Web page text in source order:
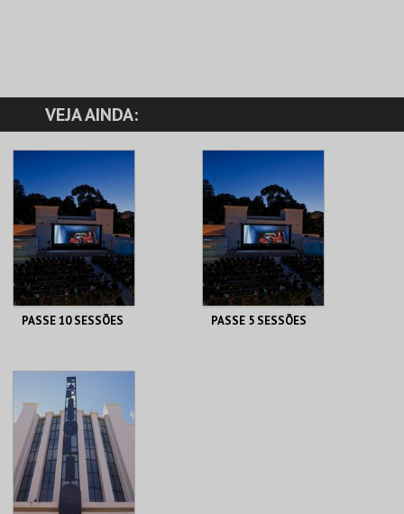
VEJA AINDA:
PASSE 10 SESSÕES
AQUISIÇÃO
MAIS INFO
COMPRAR
PASSE 5 SESSÕES